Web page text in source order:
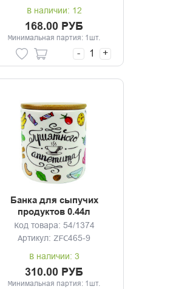
В наличии: 12
168.00 РУБ
Минимальная партия: 1шт.
- +
Банка для сыпучих
продуктов 0.44л
Приятного аппетита
Код товара: 54/1374
Артикул: ZFC465-9
В наличии: 3
310.00 РУБ
Минимальная партия: 1шт.